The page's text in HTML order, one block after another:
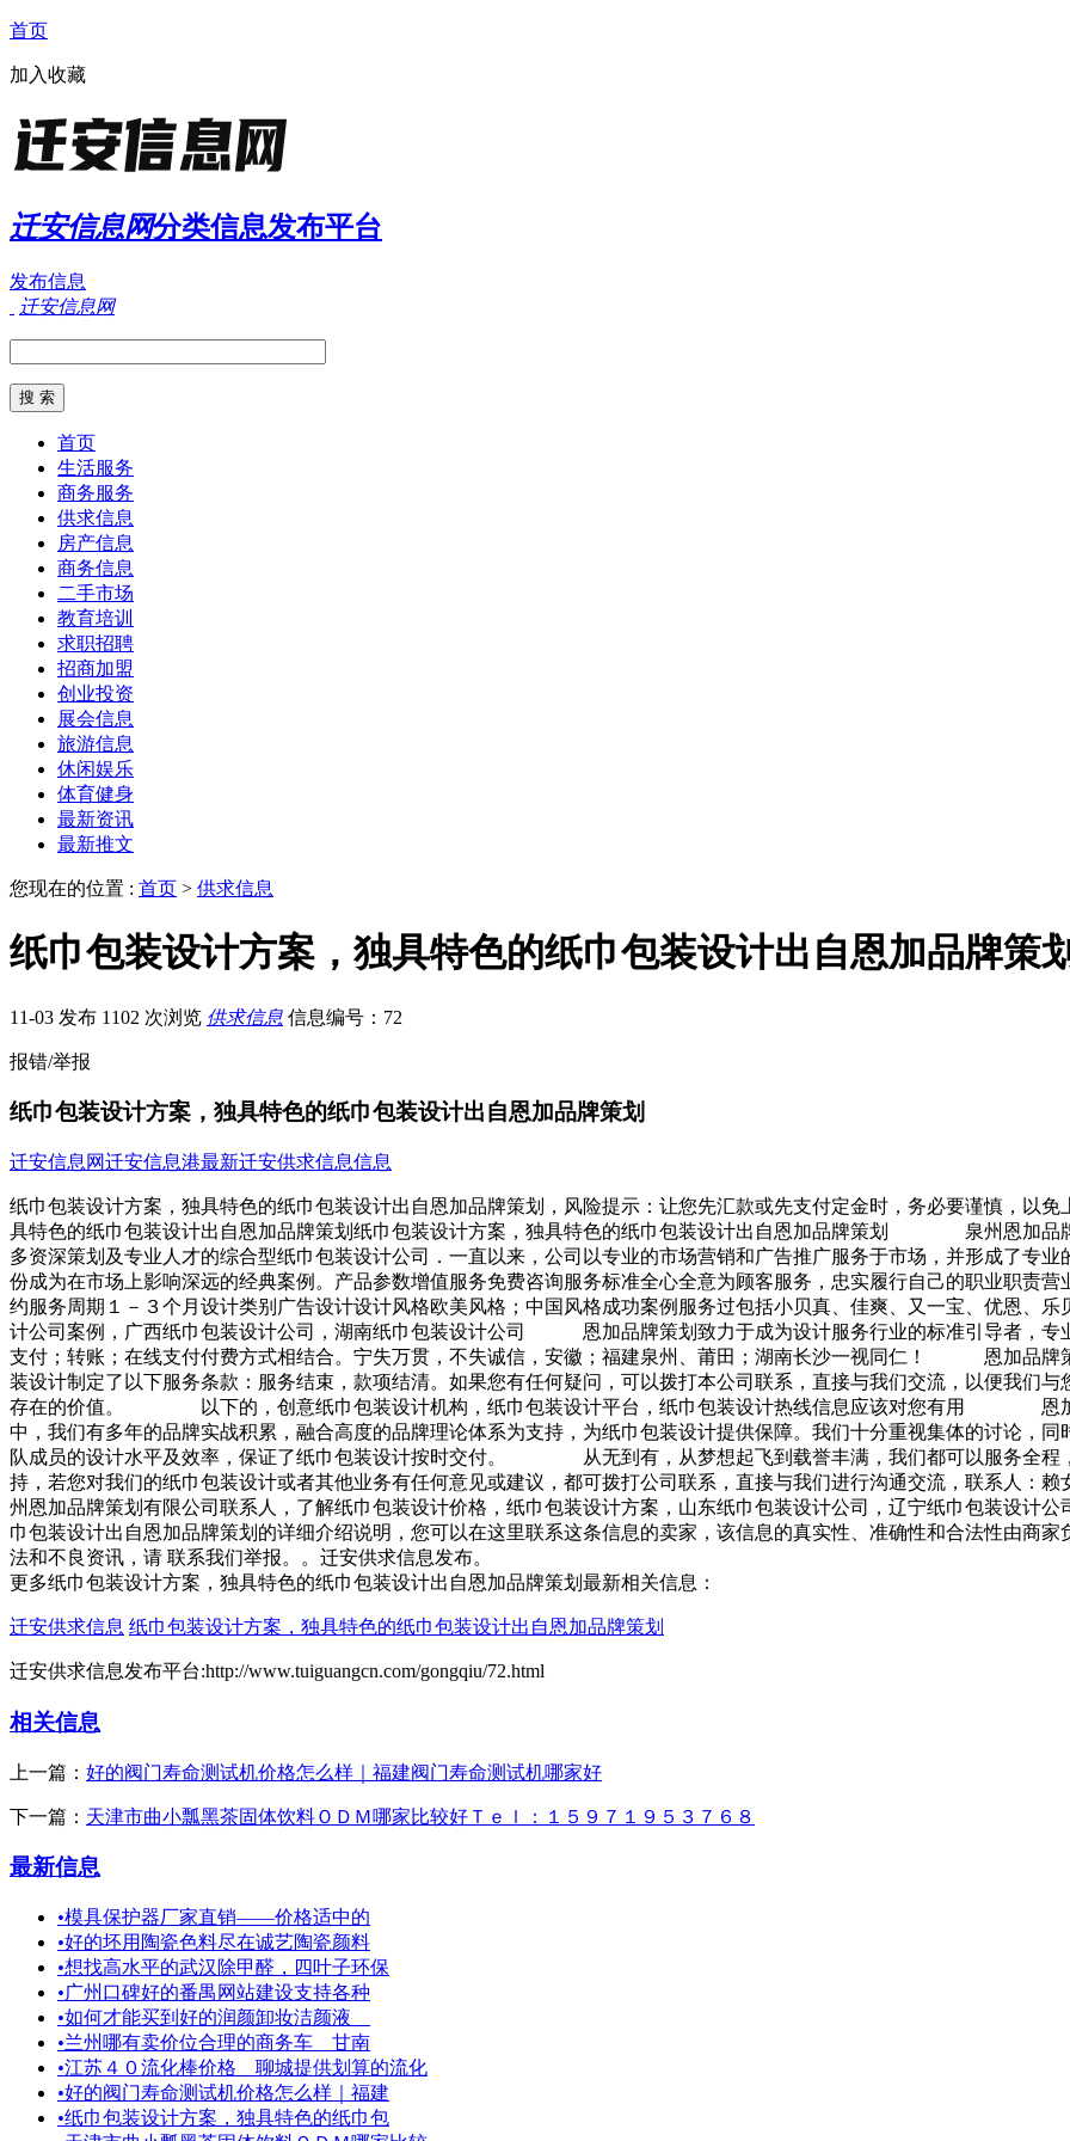
首页
加入收藏
迁安信息网分类信息发布平台
发布信息
迁安信息网
首页
生活服务
商务服务
供求信息
房产信息
商务信息
二手市场
教育培训
求职招聘
招商加盟
创业投资
展会信息
旅游信息
休闲娱乐
体育健身
最新资讯
最新推文
您现在的位置 : 首页 > 供求信息
纸巾包装设计方案，独具特色的纸巾包装设计出自恩加品牌策
11-03 发布 1102 次浏览 供求信息 信息编号：72
报错/举报
纸巾包装设计方案，独具特色的纸巾包装设计出自恩加品牌策划
迁安信息网迁安信息港最新迁安供求信息信息
纸巾包装设计方案，独具特色的纸巾包装设计出自恩加品牌策划，风险提示：让您先汇款或先支付定金时，务必要谨慎，以
具特色的纸巾包装设计出自恩加品牌策划纸巾包装设计方案，独具特色的纸巾包装设计出自恩加品牌策划 泉州恩加品
多资深策划及专业人才的综合型纸巾包装设计公司．一直以来，公司以专业的市场营销和广告推广服务于市场，并形成了专
份成为在市场上影响深远的经典案例。产品参数增值服务免费咨询服务标准全心全意为顾客服务，忠实履行自己的职业职责
约服务周期１－３个月设计类别广告设计设计风格欧美风格；中国风格成功案例服务过包括小贝真、佳爽、又一宝、优
计公司案例，广西纸巾包装设计公司，湖南纸巾包装设计公司 恩加品牌策划致力于成为设计服务行业的标准引导者，专
支付；转账；在线支付付费方式相结合。宁失万贯，不失诚信，安徽；福建泉州、莆田；湖南长沙一视同仁！ 恩加品牌
装设计制定了以下服务条款：服务结束，款项结清。如果您有任何疑问，可以拨打本公司联系，直接与我们交流，以便我们
存在的价值。 以下的，创意纸巾包装设计机构，纸巾包装设计平台，纸巾包装设计热线信息应该对您有用 恩加品
中，我们有多年的品牌实战积累，融合高度的品牌理论体系为支持，为纸巾包装设计提供保障。我们十分重视集体的讨论，
队成员的设计水平及效率，保证了纸巾包装设计按时交付。 从无到有，从梦想起飞到载誉丰满，我们都可以服务全程
持，若您对我们的纸巾包装设计或者其他业务有任何意见或建议，都可拨打公司联系，直接与我们进行沟通交流，联系
州恩加品牌策划有限公司联系人，了解纸巾包装设计价格，纸巾包装设计方案，山东纸巾包装设计公司，辽宁纸巾包装设计
巾包装设计出自恩加品牌策划的详细介绍说明，您可以在这里联系这条信息的卖家，该信息的真实性、准确性和合法性由商
法和不良资讯，请 联系我们举报。。迁安供求信息发布。
更多纸巾包装设计方案，独具特色的纸巾包装设计出自恩加品牌策划最新相关信息：
迁安供求信息 纸巾包装设计方案，独具特色的纸巾包装设计出自恩加品牌策划
迁安供求信息发布平台:http://www.tuiguangcn.com/gongqiu/72.html
相关信息
上一篇： 好的阀门寿命测试机价格怎么样｜福建阀门寿命测试机哪家好
下一篇： 天津市曲小瓢黑茶固体饮料ＯＤＭ哪家比较好Ｔｅｌ：１５９７１９５３７６８
最新信息
•模具保护器厂家直销——价格适中的
•好的坯用陶瓷色料尽在诚艺陶瓷颜料
•想找高水平的武汉除甲醛，四叶子环保
•广州口碑好的番禺网站建设支持各种
•如何才能买到好的润颜卸妆洁颜液
•兰州哪有卖价位合理的商务车 甘南
•江苏４０流化棒价格＿聊城提供划算的流化
•好的阀门寿命测试机价格怎么样｜福建
•纸巾包装设计方案，独具特色的纸巾包